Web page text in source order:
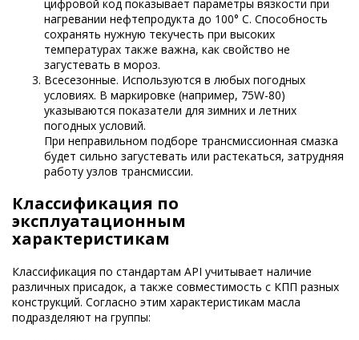
цифровой код показывает параметры вязкости при
нагревании нефтепродукта до 100° С. Способность
сохранять нужную текучесть при высоких
температурах также важна, как свойство не
загустевать в мороз.
Всесезонные. Используются в любых погодных
условиях. В маркировке (например, 75W-80)
указываются показатели для зимних и летних
погодных условий.
При неправильном подборе трансмиссионная смазка
будет сильно загустевать или растекаться, затрудняя
работу узлов трансмиссии.
Классификация по
эксплуатационным
характеристикам
Классификация по стандартам API учитывает наличие
различных присадок, а также совместимость с КПП разных
конструкций. Согласно этим характеристикам масла
подразделяют на группы: